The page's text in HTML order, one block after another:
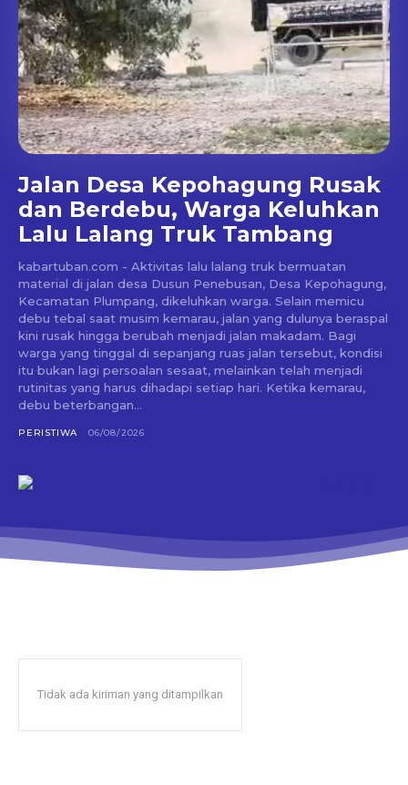
Jalan Desa Kepohagung Rusak
dan Berdebu, Warga Keluhkan
Lalu Lalang Truk Tambang
kabartuban.com - Aktivitas lalu lalang truk bermuatan
material di jalan desa Dusun Penebusan, Desa Kepohagung,
Kecamatan Plumpang, dikeluhkan warga. Selain memicu
debu tebal saat musim kemarau, jalan yang dulunya beraspal
kini rusak hingga berubah menjadi jalan makadam. Bagi
warga yang tinggal di sepanjang ruas jalan tersebut, kondisi
itu bukan lagi persoalan sesaat, melainkan telah menjadi
rutinitas yang harus dihadapi setiap hari. Ketika kemarau,
debu beterbangan...
PERISTIWA 06/08/2026
Tidak ada kiriman yang ditampilkan